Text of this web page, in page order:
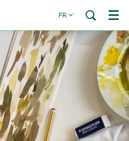
FR Menu